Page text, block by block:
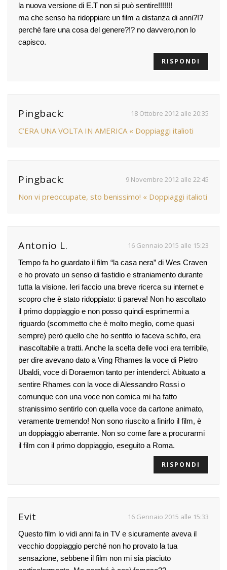
la nuova versione di E.T non si può sentire!!!!!!!
ma che senso ha ridoppiare un film a distanza di anni?!?
perchè fare una cosa del genere?!? no davvero,non lo
capisco.
RISPONDI
Pingback: 18 Ottobre 2012 alle 20:35
C’ERA UNA VOLTA IN AMERICA « Doppiaggi italioti
Pingback: 9 Novembre 2012 alle 22:45
Non vi preoccupate, sto benissimo! « Doppiaggi italioti
Antonio L. 16 Gennaio 2015 alle 15:23
Tempo fa ho guardato il film “la casa nera” di Wes Craven
e ho provato un senso di fastidio e straniamento durante
tutta la visione. Ieri faccio una breve ricerca su internet e
scopro che è stato ridoppiato: ti pareva! Non ho ascoltato
il primo doppiaggio e non posso quindi esprimermi a
riguardo (scommetto che è molto meglio, come quasi
sempre) però quello che ho sentito io faceva schifo, era
inascoltabile a tratti. Anche la scelta delle voci era terribile,
per dire avevano dato a Ving Rhames la voce di Pietro
Ubaldi, voce di Doraemon tanto per intenderci. Abituato a
sentire Rhames con la voce di Alessandro Rossi o
comunque con una voce non comica mi ha fatto
stranissimo sentirlo con quella voce da cartone animato,
veramente tremendo! Non sono riuscito a finirlo il film, è
un doppiaggio aberrante. Non so come fare a procurarmi
il film con il primo doppiaggio, eseguito a Roma.
RISPONDI
Evit 16 Gennaio 2015 alle 15:33
Questo film lo vidi anni fa in TV e sicuramente aveva il
vecchio doppiaggio perché non ho provato la tua
sensazione, sebbene il film non mi sia piaciuto